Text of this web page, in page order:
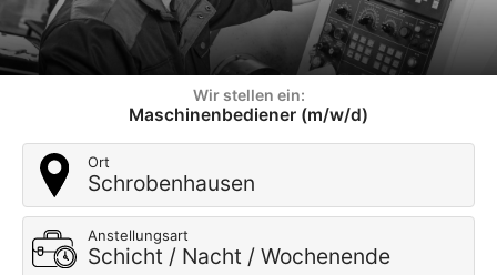
Wir stellen ein:
Maschinenbediener (m/w/d)
Ort
Schrobenhausen
Anstellungsart
Schicht / Nacht / Wochenende